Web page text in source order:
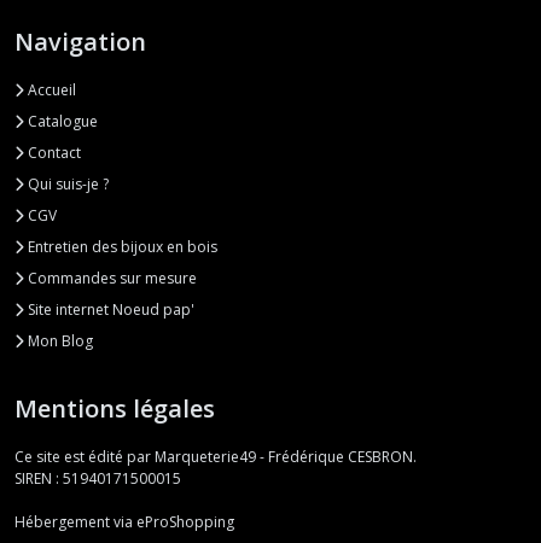
Navigation
Accueil
Catalogue
Contact
Qui suis-je ?
CGV
Entretien des bijoux en bois
Commandes sur mesure
Site internet Noeud pap'
Mon Blog
Mentions légales
Ce site est édité par Marqueterie49 - Frédérique CESBRON.
SIREN : 51940171500015
Hébergement via eProShopping